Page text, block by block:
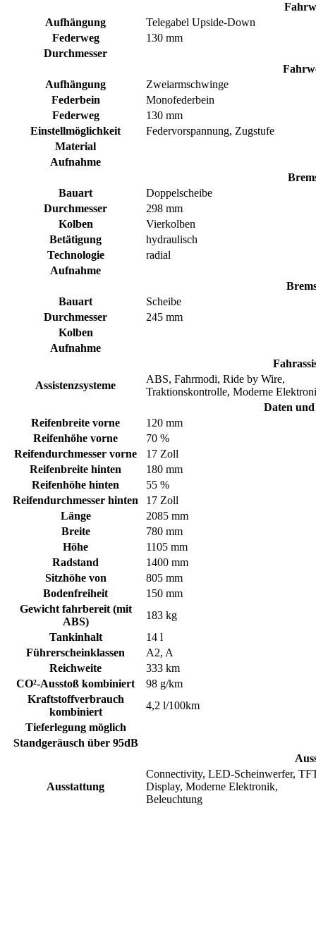
Aufhängung
Telegabel Upside-Down
Federweg
130 mm
Durchmesser
Aufhängung
Zweiarmschwinge
Federbein
Monofederbein
Federweg
130 mm
Einstellmöglichkeit
Federvorspannung, Zugstufe
Material
Aufnahme
Bauart
Doppelscheibe
Durchmesser
298 mm
Kolben
Vierkolben
Betätigung
hydraulisch
Technologie
radial
Aufnahme
Bauart
Scheibe
Durchmesser
245 mm
Kolben
Aufnahme
Assistenzsysteme
ABS, Fahrmodi, Ride by Wire,
Traktionskontrolle, Moderne
Daten und
Reifenbreite vorne
120 mm
Reifenhöhe vorne
70 %
Reifendurchmesser vorne
17 Zoll
Reifenbreite hinten
180 mm
Reifenhöhe hinten
55 %
Reifendurchmesser hinten
17 Zoll
Länge
2085 mm
Breite
780 mm
Höhe
1105 mm
Radstand
1400 mm
Sitzhöhe von
805 mm
Bodenfreiheit
150 mm
Gewicht fahrbereit (mit
ABS)
183 kg
Tankinhalt
14 l
Führerscheinklassen
A2, A
Reichweite
333 km
CO²-Ausstoß kombiniert
98 g/km
Kraftstoffverbrauch
kombiniert
4,2 l/100km
Tieferlegung möglich
Standgeräusch über 95dB
Ausstattung
Connectivity, LED-Scheinwerfer,
Display, Moderne Elektronik,
Beleuchtung